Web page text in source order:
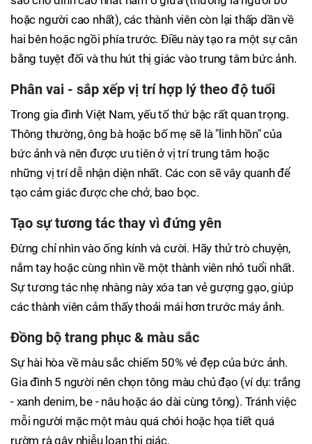
hoặc người cao nhất), các thành viên còn lại thấp dần về
hai bên hoặc ngồi phía trước. Điều này tạo ra một sự cân
bằng tuyệt đối và thu hút thị giác vào trung tâm bức ảnh.
Phân vai - sắp xếp vị trí hợp lý theo độ tuổi
Trong gia đình Việt Nam, yếu tố thứ bậc rất quan trọng.
Thông thường, ông bà hoặc bố mẹ sẽ là "linh hồn" của
bức ảnh và nên được ưu tiên ở vị trí trung tâm hoặc
những vị trí dễ nhận diện nhất. Các con sẽ vây quanh để
tạo cảm giác được che chở, bao bọc.
Tạo sự tương tác thay vì đứng yên
Đừng chỉ nhìn vào ống kính và cười. Hãy thử trò chuyện,
nắm tay hoặc cùng nhìn về một thành viên nhỏ tuổi nhất.
Sự tương tác nhẹ nhàng này xóa tan vẻ gượng gạo, giúp
các thành viên cảm thấy thoải mái hơn trước máy ảnh.
Đồng bộ trang phục & màu sắc
Sự hài hòa về màu sắc chiếm 50% vẻ đẹp của bức ảnh.
Gia đình 5 người nên chọn tông màu chủ đạo (ví dụ: trắng
- xanh denim, be - nâu hoặc áo dài cùng tông). Tránh việc
mỗi người mặc một màu quá chói hoặc họa tiết quá
rườm rà gây nhiễu loạn thị giác.